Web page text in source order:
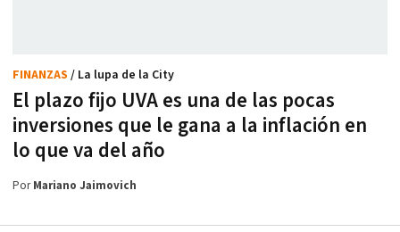
El plazo fijo UVA es una de las pocas
inversiones que le gana a la inflación en
lo que va del año
FINANZAS / La lupa de la City
PorMariano Jaimovich